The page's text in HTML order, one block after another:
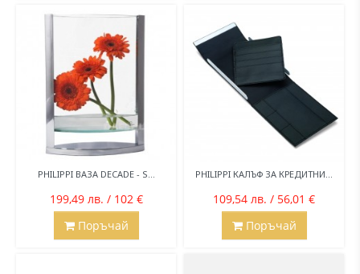
PHILIPPI BАЗА DECADE - S...
199,49 лв. / 102 €
Поръчай
PHILIPPI КАЛЪФ ЗА КРЕДИТНИ...
109,54 лв. / 56,01 €
Поръчай